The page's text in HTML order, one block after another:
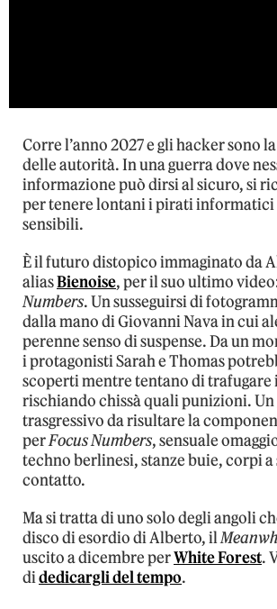
Corre l’anno 2027 e gli hacker sono
delle autorità. In una guerra dove
informazione può dirsi al sicuro, si
per tenere lontani i pirati informatici
sensibili.
È il futuro distopico immaginato da
aliasBienoise, per il suo ultimo
Numbers. Un susseguirsi di
dalla mano di Giovanni Nava in cui
perenne senso di suspense. Da un
i protagonisti Sarah e Thomas
scoperti mentre tentano di
rischiando chissà quali punizioni. Un
trasgressivo da risultare la
perFocus Numbers, sensuale
techno berlinesi, stanze buie, corpi
contatto.
Ma si tratta di uno solo degli angoli
disco di esordio di Alberto, il
uscito a dicembre perWhite Forest.
didedicargli del tempo.